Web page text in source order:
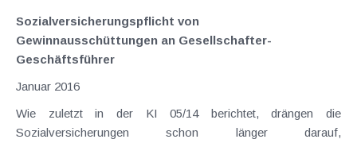
Sozialversicherungspflicht von
Gewinnausschüttungen an Gesellschafter-
Geschäftsführer
Januar 2016
Wie zuletzt in der KI 05/14 berichtet, drängen die
Sozialversicherungen schon länger darauf,